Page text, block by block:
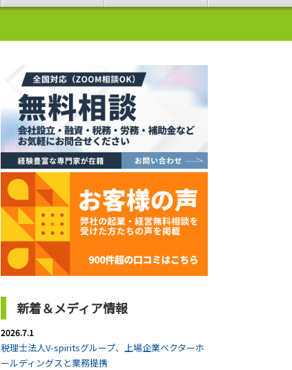
新着＆メディア情報
2026.7.1
税理士法人V-spiritsグループ、上場企業ベクターホ
ールディングスと業務提携